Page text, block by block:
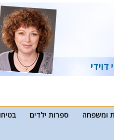
דוידי
ומשפחה ספרות ילדים